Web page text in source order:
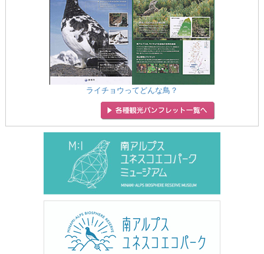
ライチョウってどんな鳥？